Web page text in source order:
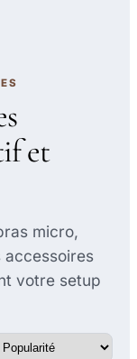
et
micro,
accessoires
votre setup